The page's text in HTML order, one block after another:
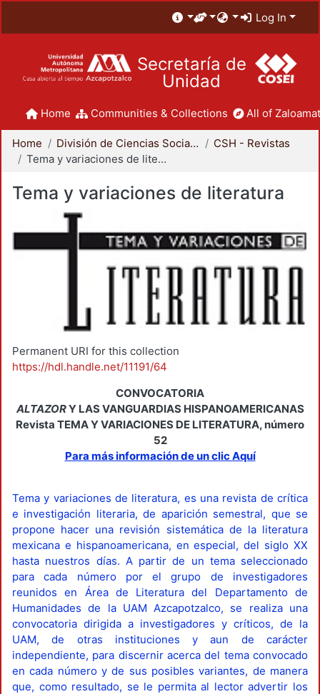
Log In
Secretaría de
Unidad
Home Communities & Collections All of
Home División de Ciencias Sociales y Humanidades
CSH - Revistas
Tema y variaciones de literatura
Tema y variaciones de literatura
Permanent URI for this collection
https://hdl.handle.net/11191/64
CONVOCATORIA
ALTAZORY LAS VANGUARDIAS HISPANOAMERICANAS
Revista TEMA Y VARIACIONES DE LITERATURA, número
52
Para más información de un clic Aquí
Tema y variaciones de literatura, es una revista de crítica
e investigación literaria, de aparición semestral, que se
propone hacer una revisión sistemática de la literatura
mexicana e hispanoamericana, en especial, del siglo XX
hasta nuestros días. A partir de un tema seleccionado
para cada número por el grupo de investigadores
reunidos en Área de Literatura del Departamento de
Humanidades de la UAM Azcapotzalco, se realiza una
convocatoria dirigida a investigadores y críticos, de la
UAM, de otras instituciones y aun de carácter
independiente, para discernir acerca del tema convocado
en cada número y de sus posibles variantes, de manera
que, como resultado, se le permita al lector advertir los